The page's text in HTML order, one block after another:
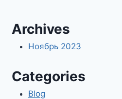
Archives
Ноябрь 2023
Categories
Blog